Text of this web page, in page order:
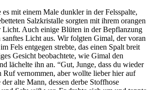
mit einem Male dunkler in der Felsspalte,
Salzkristalle sorgten mit ihrem orangen
Licht. Auch einige Blüten in der Bepflanzung
sanftes Licht aus. Wir folgten Gimal, der voran
Fels entgegen strebte, das einen Spalt breit
Gesicht beobachtete, wie Gimal den
lächelte ihn an. “Gut, Junge, dass du wieder
Ruf vernommen, aber wollte lieber hier auf
der alte Mann, dessen derbe Stoffhose